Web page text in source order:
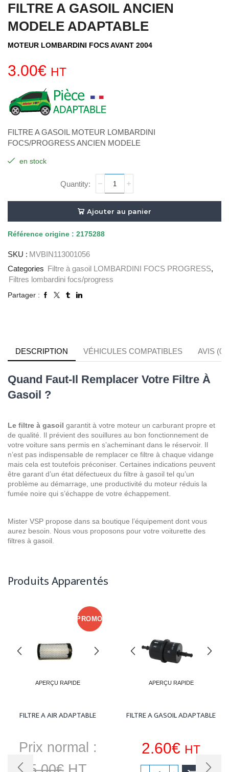
FILTRE A GASOIL ANCIEN
MODELE ADAPTABLE
MOTEUR LOMBARDINI FOCS AVANT 2004
3.00€ HT
FILTRE A GASOIL MOTEUR LOMBARDINI
FOCS/PROGRESS ANCIEN MODELE
en stock
FILTRE
A
GASOIL
ANCIEN
Ajouter au panier
Référence origine : 2175288
SKU : MVBIN113001056
Categories Filtre à gasoil LOMBARDINI FOCS PROGRESS,
Filtres lombardini focs/progress
Partager :
DESCRIPTION VÉHICULES COMPATIBLES AVIS (0)
Quand Faut-Il Remplacer Votre Filtre À
Gasoil ?
Le filtre à gasoil garantit à votre moteur un carburant propre et
de qualité. Il prévient des souillures au bon fonctionnement de
votre voiture sans permis en s’acheminant dans le réservoir. Il
n’est pas indispensable de remplacer ce filtre à chaque vidange
mais cela est toutefois préconiser. Certaines indications peuvent
être garant d’un état défectueux du filtre à gasoil tel qu’un
problème au démarrage, une productivité du moteur réduis la
fumée noire qui s’échappe de votre échappement.
Mister VSP propose dans sa boutique l’équipement dont vous
aurez besoin. Nous vous proposons pour votre voiturette des
filtres à gasoil.
Produits Apparentés
PROMO
APERÇU RAPIDE
FILTRE A AIR ADAPTABLE
Prix normal :
APERÇU RAPIDE
FILTRE A GASOIL ADAPTABLE
2.60€ HT